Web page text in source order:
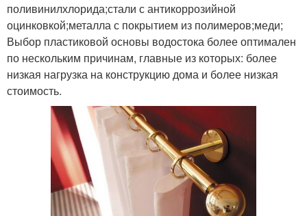
поливинилхлорида;стали с антикоррозийной
оцинковкой;металла с покрытием из полимеров;меди;
Выбор пластиковой основы водостока более оптимален
по нескольким причинам, главные из которых: более
низкая нагрузка на конструкцию дома и более низкая
стоимость.